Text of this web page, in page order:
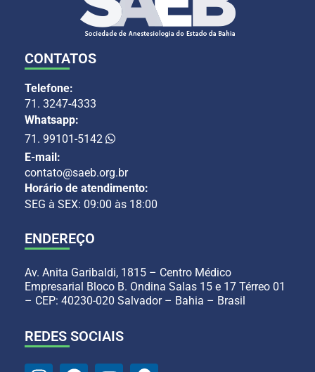
CONTATOS
Telefone:
71. 3247-4333
Whatsapp:
71. 99101-5142
E-mail:
contato@saeb.org.br
Horário de atendimento:
SEG à SEX: 09:00 às 18:00
ENDEREÇO
Av. Anita Garibaldi, 1815 – Centro Médico
Empresarial Bloco B. Ondina Salas 15 e 17 Térreo 01
– CEP: 40230-020 Salvador – Bahia – Brasil
REDES SOCIAIS